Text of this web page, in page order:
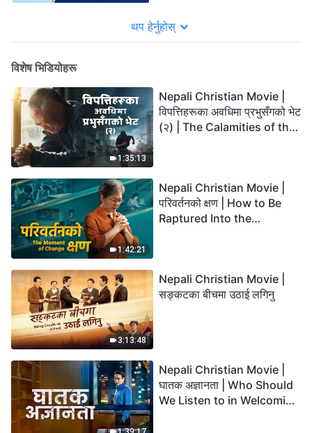
थप हेर्नुहोस्
विशेष भिडियोहरू
1:35:13
Nepali Christian Movie |
विपत्तिहरूका अवधिमा प्रभुसँगको भेट
(२) | The Calamities of the
1:42:21
Nepali Christian Movie |
परिवर्तनको क्षण | How to Be
Raptured Into the
3:13:48
Nepali Christian Movie |
सङ्कटका बीचमा उठाई लगिनु
Nepali Christian Movie |
घातक अज्ञानता | Who Should
We Listen to in Welcoming